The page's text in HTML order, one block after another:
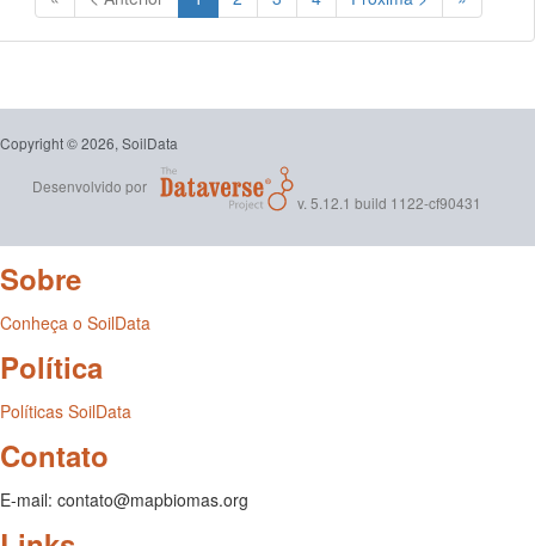
Copyright © 2026, SoilData
Desenvolvido por
v. 5.12.1 build 1122-cf90431
Sobre
Conheça o SoilData
Política
Políticas SoilData
Contato
E-mail: contato@mapbiomas.org